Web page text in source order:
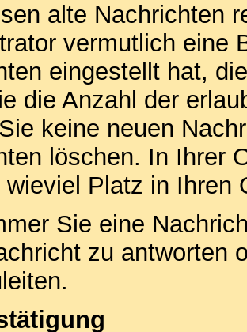
alte Nachrichten
vermutlich eine
eingestellt hat,
die Anzahl der
keine neuen
löschen. In Ihrer
wieviel Platz in Ihren
Sie eine
zu antworten